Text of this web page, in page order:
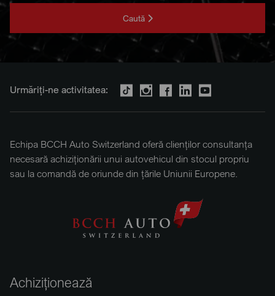
Caută
Urmăriți-ne activitatea:
Echipa BCCH Auto Switzerland oferă clienților consultanța
necesară achiziționării unui autovehicul din stocul propriu
sau la comandă de oriunde din țările Uniunii Europene.
Achiziționează